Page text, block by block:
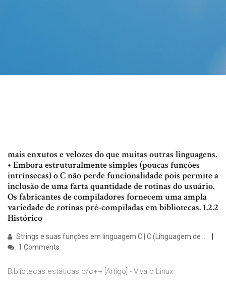
mais enxutos e velozes do que muitas outras linguagens.
• Embora estruturalmente simples (poucas funções
intrínsecas) o C não perde funcionalidade pois permite a
inclusão de uma farta quantidade de rotinas do usuário.
Os fabricantes de compiladores fornecem uma ampla
variedade de rotinas pré-compiladas em bibliotecas. 1.2.2
Histórico
Strings e suas funções em linguagem C | C (Linguagem de ...
1 Comments
Bibliotecas estáticas c/c++ [Artigo] - Viva o Linux